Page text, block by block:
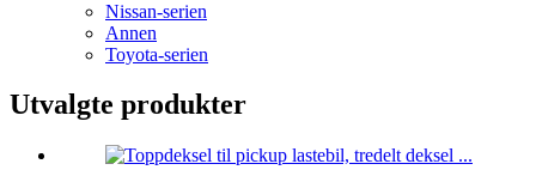
Nissan-serien
Annen
Toyota-serien
Utvalgte produkter